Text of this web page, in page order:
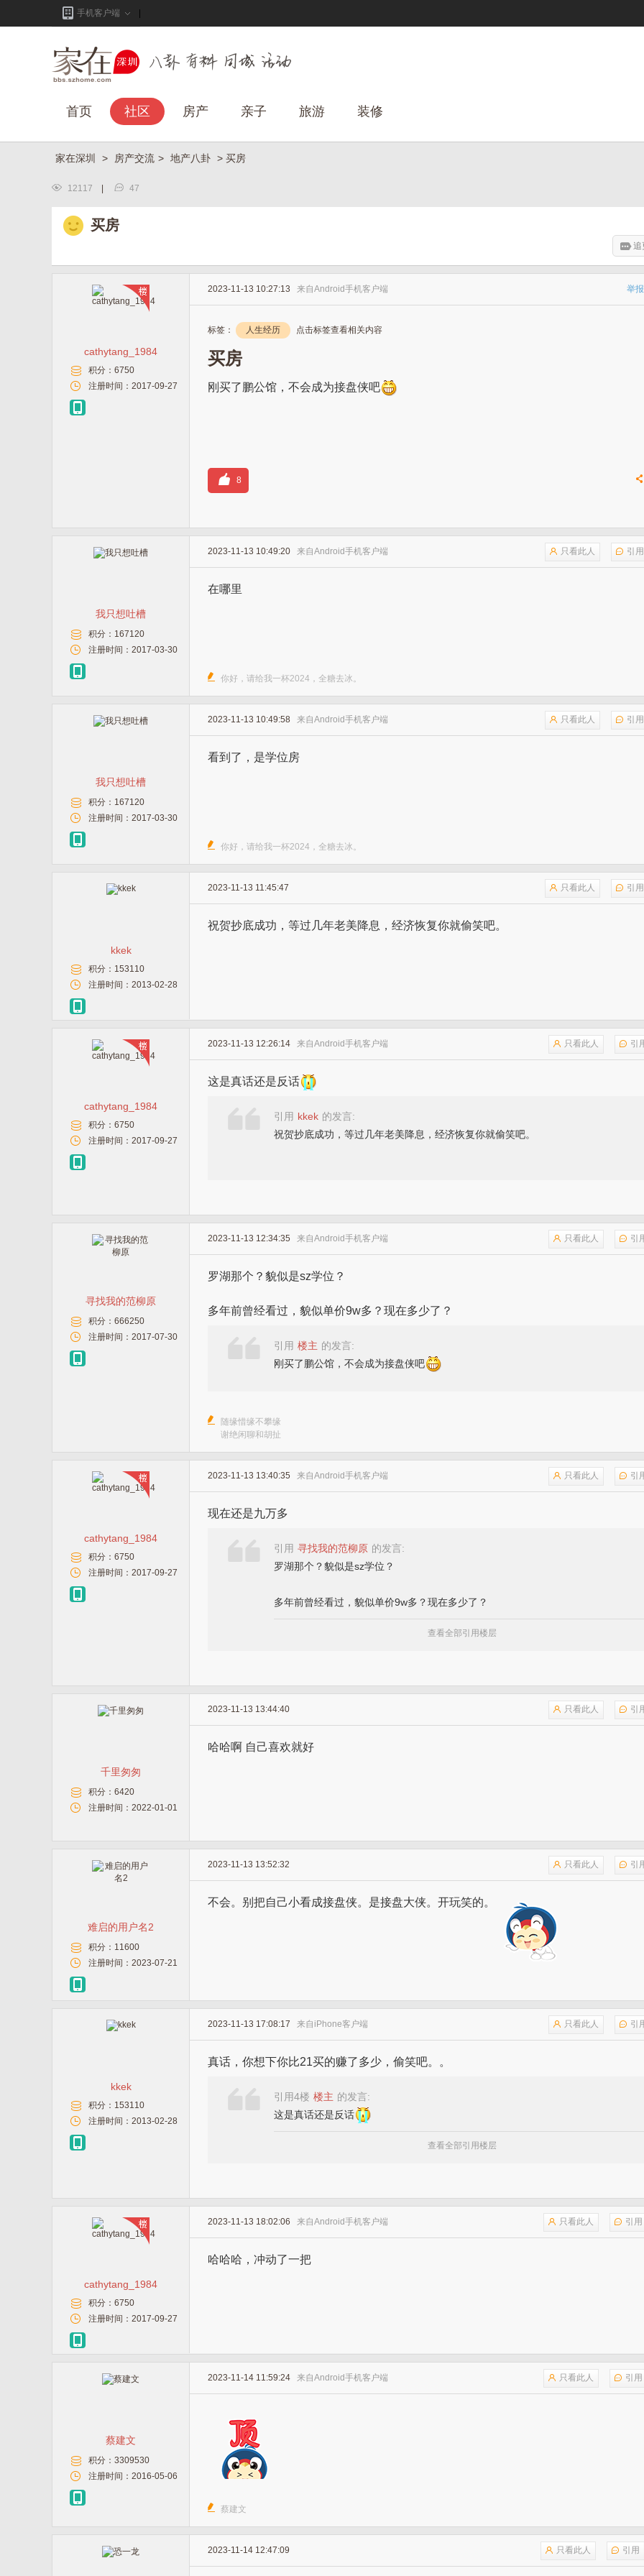
手机客户端
首页 社区 房产 亲子 旅游 装修
家在深圳 > 房产交流 > 地产八卦 > 买房
12117 47
买房
追
cathytang_1984
积分： 6750
注册时间： 2017-09-27
举报
2023-11-13 10:27:13 来自Android手机客户端
标签： 人生经历 点击标签查看相关内容
买房
刚买了鹏公馆，不会成为接盘侠吧
8
我只想吐槽
积分： 167120
注册时间： 2017-03-30
只看此人 引用
2023-11-13 10:49:20 来自Android手机客户端
在哪里
你好，请给我一杯2024，全糖去冰。
我只想吐槽
积分： 167120
注册时间： 2017-03-30
只看此人 引用
2023-11-13 10:49:58 来自Android手机客户端
看到了，是学位房
你好，请给我一杯2024，全糖去冰。
kkek
积分： 153110
注册时间： 2013-02-28
只看此人 引用
2023-11-13 11:45:47
祝贺抄底成功，等过几年老美降息，经济恢复你就偷笑吧。
cathytang_1984
积分： 6750
注册时间： 2017-09-27
只看此人 引
2023-11-13 12:26:14 来自Android手机客户端
这是真话还是反话
引用 kkek 的发言:
祝贺抄底成功，等过几年老美降息，经济恢复你就偷笑吧。
寻找我的范柳原
积分： 666250
注册时间： 2017-07-30
只看此人 引
2023-11-13 12:34:35 来自Android手机客户端
罗湖那个？貌似是sz学位？
多年前曾经看过，貌似单价9w多？现在多少了？
引用 楼主 的发言:
刚买了鹏公馆，不会成为接盘侠吧
随缘惜缘不攀缘
谢绝闲聊和胡扯
cathytang_1984
积分： 6750
注册时间： 2017-09-27
只看此人 引
2023-11-13 13:40:35 来自Android手机客户端
现在还是九万多
引用 寻找我的范柳原 的发言:
罗湖那个？貌似是sz学位？
多年前曾经看过，貌似单价9w多？现在多少了？
查看全部引用楼层
千里匆匆
积分： 6420
注册时间： 2022-01-01
只看此人 引
2023-11-13 13:44:40
哈哈啊 自己喜欢就好
难启的用户名2
积分： 11600
注册时间： 2023-07-21
只看此人 引
2023-11-13 13:52:32
不会。别把自己小看成接盘侠。是接盘大侠。开玩笑的。
kkek
积分： 153110
注册时间： 2013-02-28
只看此人 引
2023-11-13 17:08:17 来自 iPhone客户端
真话，你想下你比21买的赚了多少，偷笑吧。。
引用4楼 楼主 的发言:
这是真话还是反话
查看全部引用楼层
cathytang_1984
积分： 6750
注册时间： 2017-09-27
只看此人 引用
2023-11-13 18:02:06 来自Android手机客户端
哈哈哈，冲动了一把
蔡建文
积分： 3309530
注册时间： 2016-05-06
只看此人 引用
2023-11-14 11:59:24 来自Android手机客户端
蔡建文
只看此人 引用
2023-11-14 12:47:09